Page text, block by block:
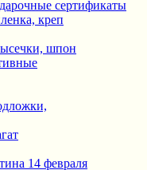
сертификаты
креп
шпон
14 февраля